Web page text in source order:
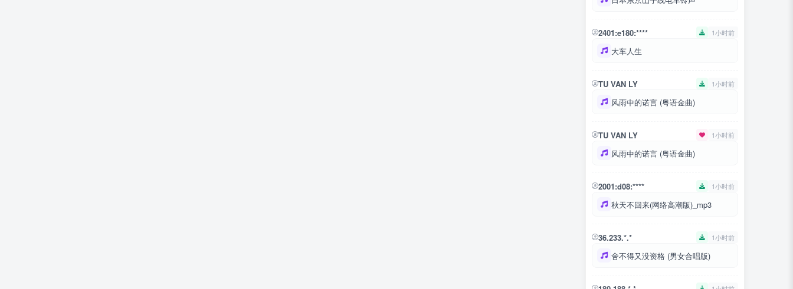
2401:e180:**** 1小时前
大车人生
TU VAN LY 1小时前
风雨中的诺言 (粤语金曲)
TU VAN LY 1小时前
风雨中的诺言 (粤语金曲)
2001:d08:**** 1小时前
秋天不回来(网络高潮版)_mp3
36.233.*.* 1小时前
舍不得又没资格 (男女合唱版)